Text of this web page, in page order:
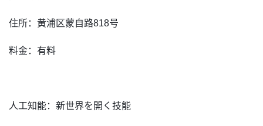
住所：黄浦区蒙自路818号
料金：有料
人工知能：新世界を開く技能